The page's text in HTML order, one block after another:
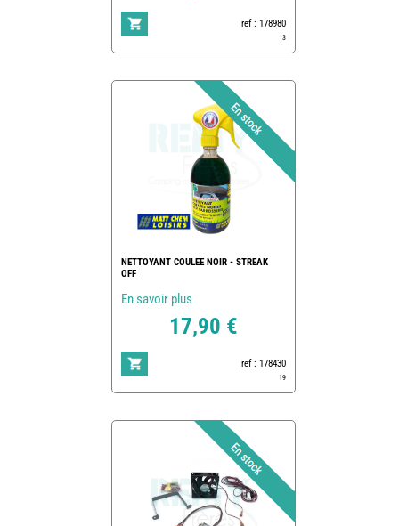
ref : 178980
3
NETTOYANT COULEE NOIR - STREAK
OFF
En savoir plus
17,90 €
ref : 178430
19